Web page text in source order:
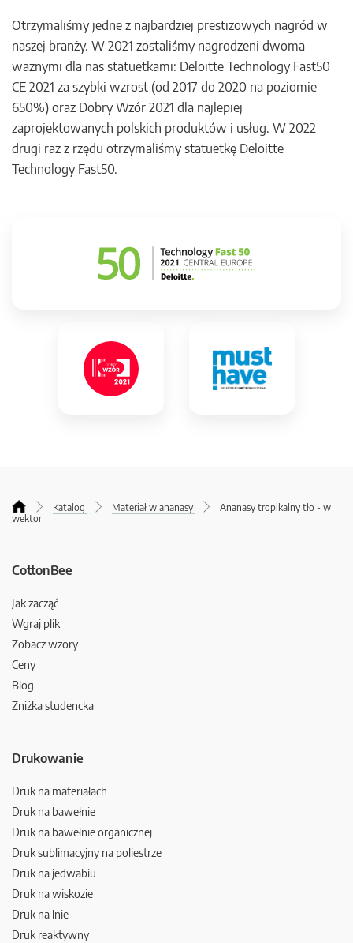
Otrzymaliśmy jedne z najbardziej prestiżowych nagród w
naszej branży. W 2021 zostaliśmy nagrodzeni dwoma
ważnymi dla nas statuetkami: Deloitte Technology Fast50
CE 2021 za szybki wzrost (od 2017 do 2020 na poziomie
650%) oraz Dobry Wzór 2021 dla najlepiej
zaprojektowanych polskich produktów i usług. W 2022
drugi raz z rzędu otrzymaliśmy statuetkę Deloitte
Technology Fast50.
Katalog Materiał w ananasy
Ananasy tropikalny tło - w
wektor
CottonBee
Jak zacząć
Wgraj plik
Zobacz wzory
Ceny
Blog
Zniżka studencka
Drukowanie
Druk na materiałach
Druk na bawełnie
Druk na bawełnie organicznej
Druk sublimacyjny na poliestrze
Druk na jedwabiu
Druk na wiskozie
Druk na lnie
Druk reaktywny